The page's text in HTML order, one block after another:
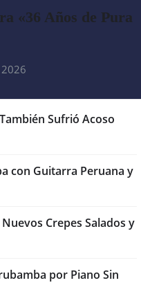
«36 Años de Pura
Sufrió Acoso
con Guitarra Peruana y
Crepes Salados y
por Piano Sin